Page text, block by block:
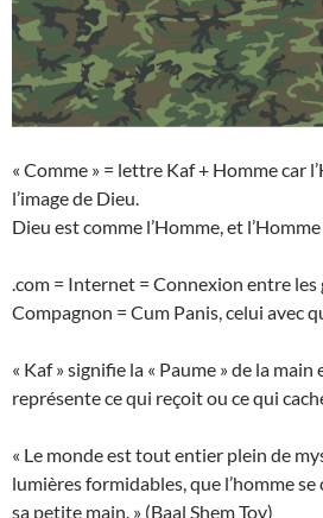
« Comme » = lettre Kaf + Homme car
l’image de Dieu.
Dieu est comme l’Homme, et
.com = Internet = Connexion entre les
Compagnon = Cum Panis, celui avec
« Kaf » signifie la « Paume » de la
représente ce qui reçoit ou ce qui
« Le monde est tout entier plein de
lumières formidables, que l’homme se
sa petite main. » (Baal Shem Tov)